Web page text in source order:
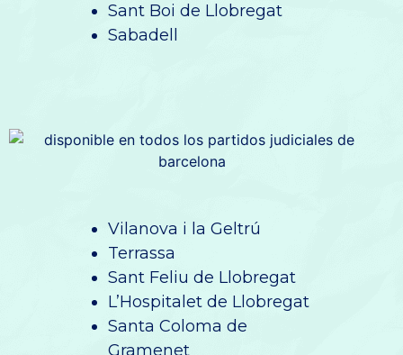
Sant Boi de Llobregat
Sabadell
Vilanova i la Geltrú
Terrassa
Sant Feliu de Llobregat
L’Hospitalet de Llobregat
Santa Coloma de
Gramenet